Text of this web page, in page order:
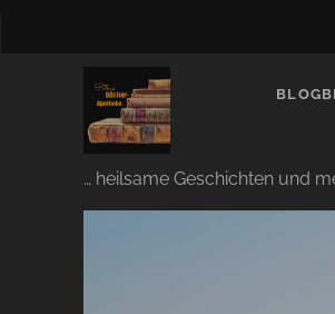
… heilsame Geschichten und